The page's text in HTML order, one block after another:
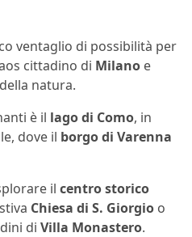
ventaglio di possibilità per
cittadino di Milano e
natura.
è il lago di Como, in
dove il borgo di Varenna
il centro storico
Chiesa di S. Giorgio o
di Villa Monastero.